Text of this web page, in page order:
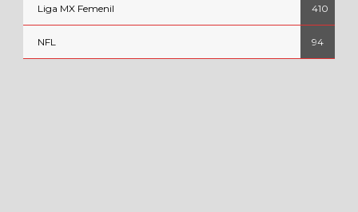
Liga MX Femenil 410
NFL 94